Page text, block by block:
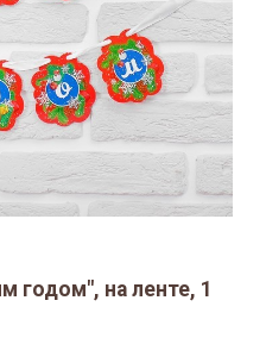
годом", на ленте, 1